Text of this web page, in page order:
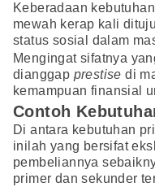
Keberadaan
mewah kerap kali
status sosial dalam
Mengingat sifatnya
dianggap prestise di
kemampuan finansial
Contoh
Di antara kebutuhan
inilah yang bersifat
pembeliannya
primer dan sekunder